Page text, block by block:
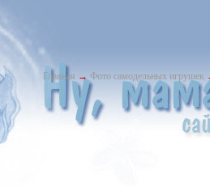
Главная → Фото самодельных игрушек